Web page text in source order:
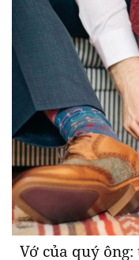
Vớ của quý